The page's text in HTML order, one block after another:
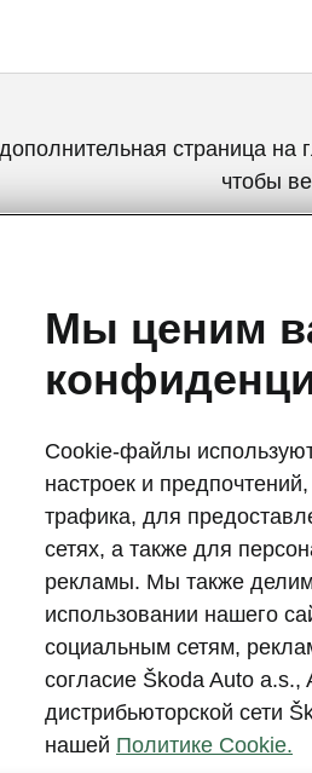
страница на
чтобы
Мы ценим
Cookie-файлы
настроек и
трафика, для
сетях, а также для
рекламы. Мы также
использовании нашего
социальным сетям,
согласие Škoda Auto a.s.,
дистрибьюторской сети
нашей Политике Cookie.